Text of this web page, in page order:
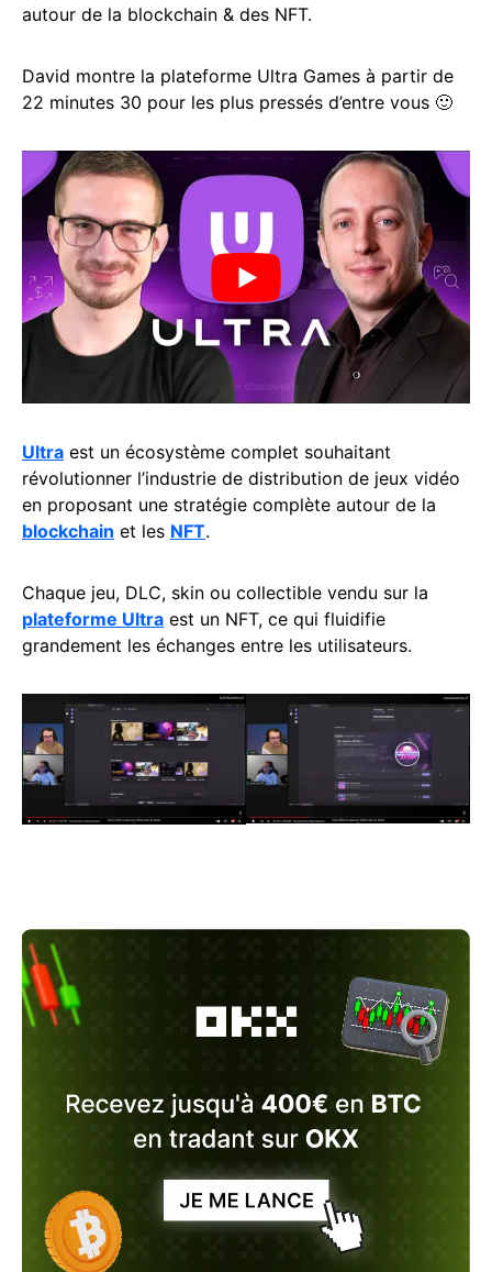
autour de la blockchain & des NFT.
David montre la plateforme Ultra Games à partir de
22 minutes 30 pour les plus pressés d’entre vous 🙂
Ultra est un écosystème complet souhaitant
révolutionner l’industrie de distribution de jeux vidéo
en proposant une stratégie complète autour de la
blockchain et les NFT.
Chaque jeu, DLC, skin ou collectible vendu sur la
plateforme Ultra est un NFT, ce qui fluidifie
grandement les échanges entre les utilisateurs.